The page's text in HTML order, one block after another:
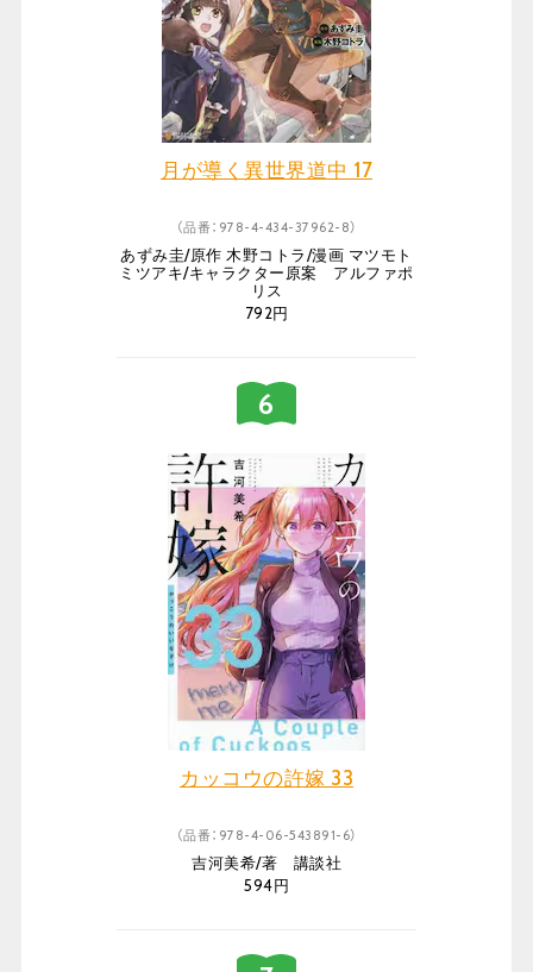
月が導く異世界道中 17
（品番：978-4-434-37962-8）
あずみ圭/原作 木野コトラ/漫画 マツモト
ミツアキ/キャラクター原案 アルファポ
リス
792円
カッコウの許嫁 33
（品番：978-4-06-543891-6）
吉河美希/著 講談社
594円